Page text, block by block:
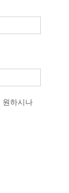
원하시나